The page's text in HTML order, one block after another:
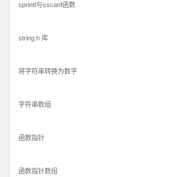
sprintf与sscanf函数
string.h 库
将字符串转换为数字
字符串数组
函数指针
函数指针数组